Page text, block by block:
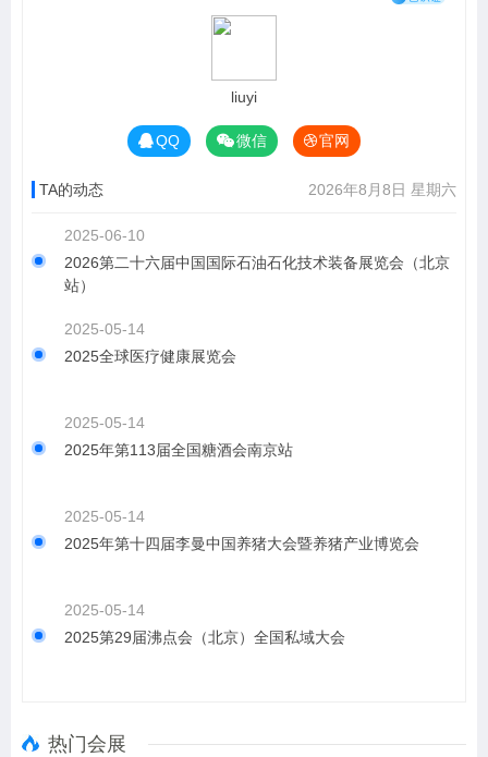
liuyi
QQ 微信 官网
TA的动态 2026年8月8日 星期六
2025-06-10
2026第二十六届中国国际石油石化技术装备展览会（北京
站）
2025-05-14
2025全球医疗健康展览会
2025-05-14
2025年第113届全国糖酒会南京站
2025-05-14
2025年第十四届李曼中国养猪大会暨养猪产业博览会
2025-05-14
2025第29届沸点会（北京）全国私域大会
热门会展